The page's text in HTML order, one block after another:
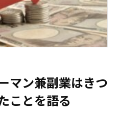
マン兼副業はきつ
ことを語る